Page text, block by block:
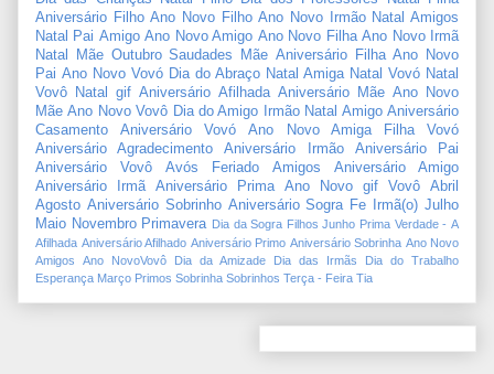
Aniversário Filho Ano Novo Filho Ano Novo Irmão Natal Amigos
Natal Pai Amigo Ano Novo Amigo Ano Novo Filha Ano Novo Irmã
Natal Mãe Outubro Saudades Mãe Aniversário Filha Ano Novo
Pai Ano Novo Vovó Dia do Abraço Natal Amiga Natal Vovó Natal
Vovô
Natal gif Aniversário Afilhada Aniversário Mãe Ano Novo
Mãe Ano Novo Vovô Dia do Amigo Irmão Natal Amigo Aniversário
Casamento
Aniversário Vovó Ano Novo Amiga Filha
Vovó
Aniversário Agradecimento
Aniversário Irmão
Aniversário Pai
Aniversário Vovô
Avós Feriado Amigos
Aniversário Amigo
Aniversário Irmã
Aniversário Prima Ano Novo gif Vovô
Abril
Agosto Aniversário Sobrinho Aniversário Sogra Fe Irmã(o) Julho
Maio Novembro Primavera Dia da Sogra Filhos Junho Prima Verdade - A
Afilhada Aniversário Afilhado Aniversário Primo Aniversário Sobrinha Ano Novo
Amigos
Ano NovoVovô Dia da Amizade Dia das Irmãs
Dia do Trabalho
Esperança Março Primos Sobrinha Sobrinhos Terça - Feira Tia